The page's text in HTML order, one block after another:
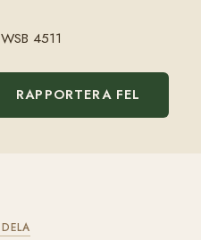
WSB 4511
RAPPORTERA FEL